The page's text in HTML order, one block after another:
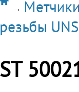
резьбы
ST